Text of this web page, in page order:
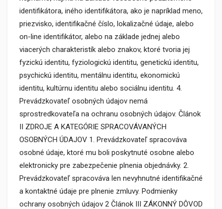
identifikátora, iného identifikátora, ako je napríklad meno,
priezvisko, identifikačné číslo, lokalizačné údaje, alebo
on-line identifikátor, alebo na základe jednej alebo
viacerých charakteristík alebo znakov, ktoré tvoria jej
fyzickú identitu, fyziologickú identitu, genetickú identitu,
psychickú identitu, mentálnu identitu, ekonomickú
identitu, kultúrnu identitu alebo sociálnu identitu. 4.
Prevádzkovateľ osobných údajov nemá
sprostredkovateľa na ochranu osobných údajov. Článok
II ZDROJE A KATEGÓRIE SPRACOVÁVANÝCH
OSOBNÝCH ÚDAJOV 1. Prevádzkovateľ spracováva
osobné údaje, ktoré mu boli poskytnuté osobne alebo
elektronicky pre zabezpečenie plnenia objednávky. 2.
Prevádzkovateľ spracováva len nevyhnutné identifikačné
a kontaktné údaje pre plnenie zmluvy. Podmienky
ochrany osobných údajov 2 Článok III ZÁKONNÝ DÔVOD